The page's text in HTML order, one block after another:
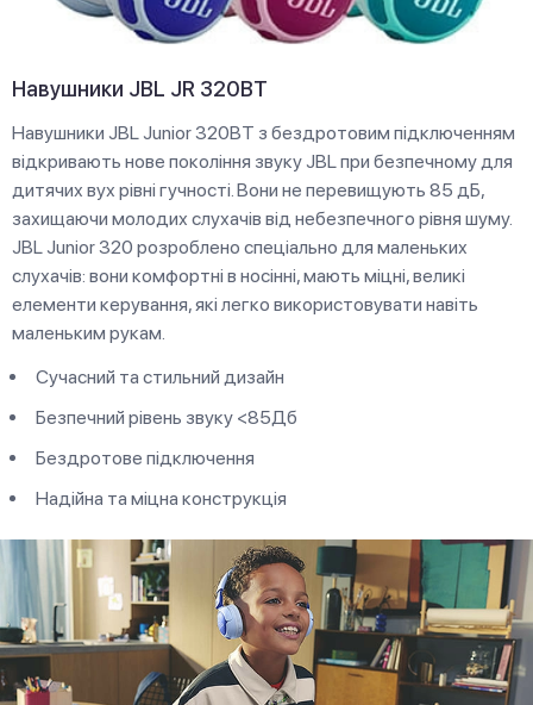
Навушники JBL JR 320BT
Навушники JBL Junior 320BT з бездротовим підключенням
відкривають нове покоління звуку JBL при безпечному для
дитячих вух рівні гучності. Вони не перевищують 85 дБ,
захищаючи молодих слухачів від небезпечного рівня шуму.
JBL Junior 320 розроблено спеціально для маленьких
слухачів: вони комфортні в носінні, мають міцні, великі
елементи керування, які легко використовувати навіть
маленьким рукам.
Сучасний та стильний дизайн
Безпечний рівень звуку <85Дб
Бездротове підключення
Надійна та міцна конструкція